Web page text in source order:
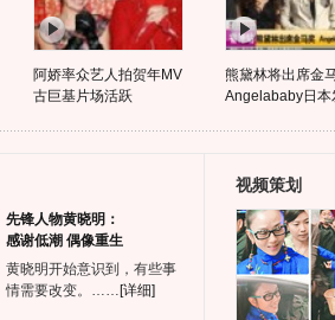
阿娇率众艺人拍贺年MV
古巨基片场活跃
熊黛林将出席金
Angelababy日本
先锋人物黄晓明：
感谢低潮 偶像重生
黄晓明开始意识到，有些事
情需要改变。…… [详细]
视频策划